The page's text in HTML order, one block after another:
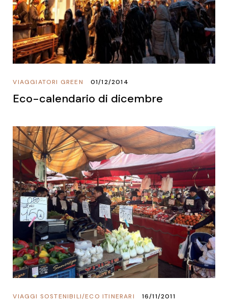
VIAGGIATORI GREEN 01/12/2014
Eco-calendario di dicembre
ECO ITINERARI
/
VIAGGI SOSTENIBILI 16/11/2011